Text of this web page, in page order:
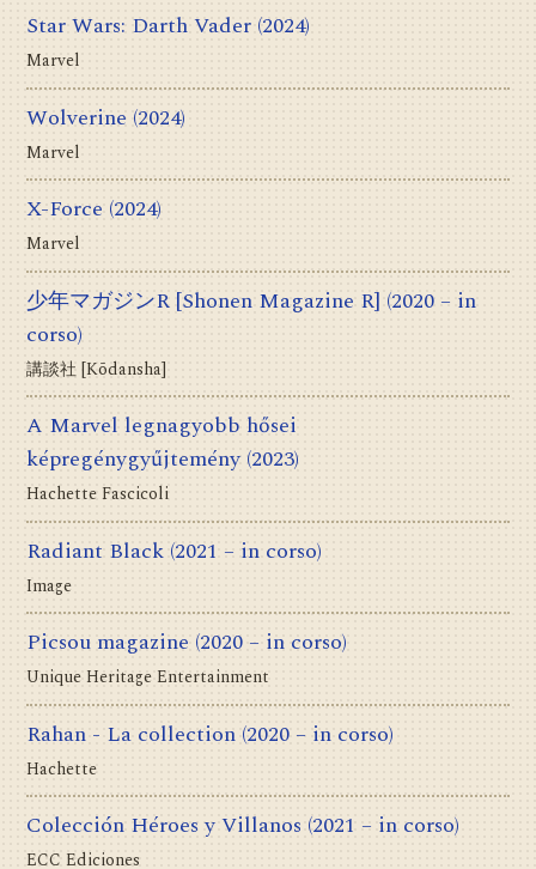
Star Wars: Darth Vader (2024)
Marvel
Wolverine (2024)
Marvel
X-Force (2024)
Marvel
少年マガジンR [Shonen Magazine R] (2020 – in
corso)
講談社 [Kōdansha]
A Marvel legnagyobb hősei
képregénygyűjtemény (2023)
Hachette Fascicoli
Radiant Black (2021 – in corso)
Image
Picsou magazine (2020 – in corso)
Unique Heritage Entertainment
Rahan - La collection (2020 – in corso)
Hachette
Colección Héroes y Villanos (2021 – in corso)
ECC Ediciones